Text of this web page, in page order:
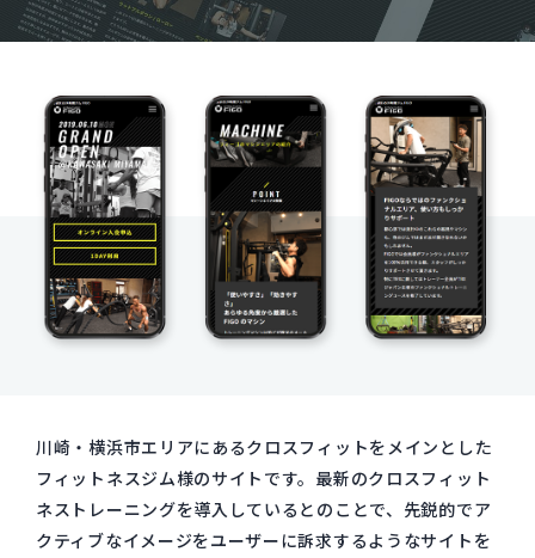
川崎・横浜市エリアにあるクロスフィットをメインとした
フィットネスジム様のサイトです。最新のクロスフィット
ネストレーニングを導入しているとのことで、先鋭的でア
クティブなイメージをユーザーに訴求するようなサイトを